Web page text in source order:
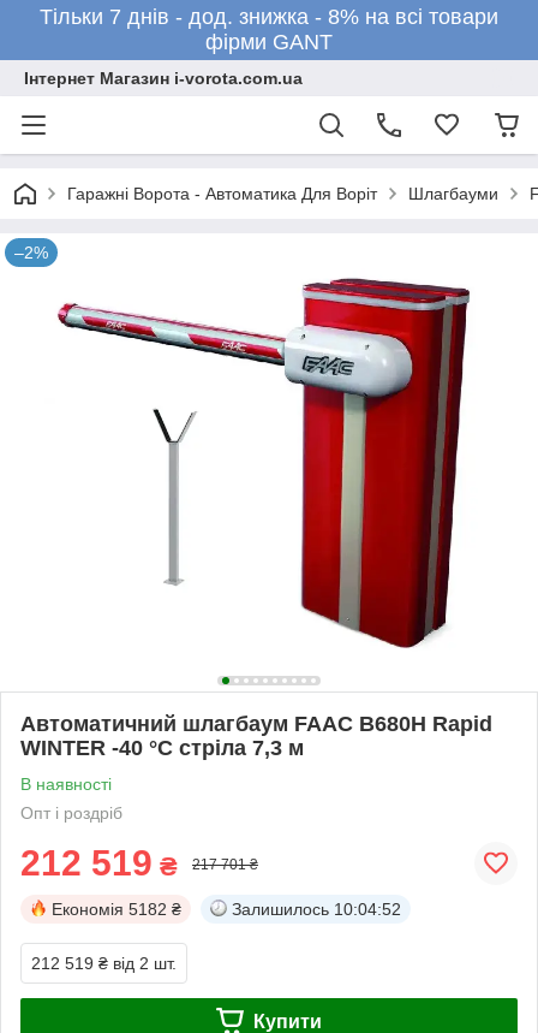
Тільки 7 днів - дод. знижка - 8% на всі товари
фірми GANT
Інтернет Магазин i-vorota.com.ua
Гаражні Ворота - Автоматика Для Воріт Шлагбауми
–2%
Автоматичний шлагбаум FAAC B680H Rapid
WINTER -40 °C стріла 7,3 м
В наявності
Опт і роздріб
212 519 ₴ 217 701 ₴
Економія 5182 ₴ Залишилось 10:04:51
212 519 ₴ від 2 шт.
Купити